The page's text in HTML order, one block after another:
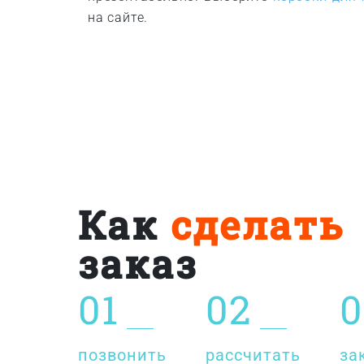
на сайте.
Как сделать
заказ
01
позвонить
02
рассчитать